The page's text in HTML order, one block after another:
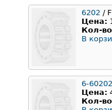
6202 /
Цена:
Кол-
В
6-
Цена:
Кол-